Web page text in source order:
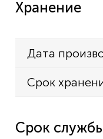
Kenwood TK-
Kenwood TK-
Kenwood TK-
Kenwood TK-
Хранение
Дата
Срок
Срок